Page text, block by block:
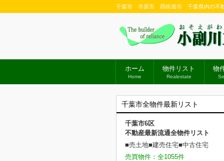
千葉市 市原市 四街道市 千葉県内の不
ホーム
Home
物件リスト
Realestate
物
千葉市全物件最新リスト
千葉市6区
不動産最新流通全物件リスト
■売土地■建売住宅■中古住宅
売買物件：全1055件